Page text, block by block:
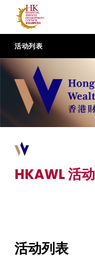
资产管理
环境, 社会及管治
活动列表
HKAWL 活动
活动列表